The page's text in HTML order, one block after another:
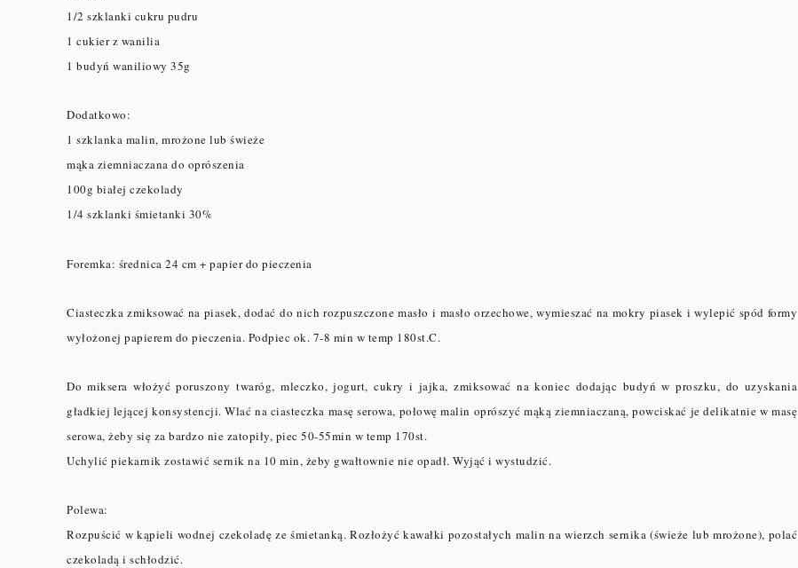
1/2 szklanki cukru pudru
1 cukier z wanilia
1 budyń waniliowy 35g
Dodatkowo:
1 szklanka malin, mrożone lub świeże
mąka ziemniaczana do oprószenia
100g białej czekolady
1/4 szklanki śmietanki 30%
Foremka: średnica 24 cm + papier do pieczenia
Ciasteczka zmiksować na piasek, dodać do nich rozpuszczone masło i masło orzechowe, wymieszać na mokry piasek i wylepić spód formy
wyłożonej papierem do pieczenia. Podpiec ok. 7-8 min w temp 180st.C.
Do miksera włożyć poruszony twaróg, mleczko, jogurt, cukry i jajka, zmiksować na koniec dodając budyń w proszku, do uzyskania
gładkiej lejącej konsystencji. Wlać na ciasteczka masę serowa, połowę malin oprószyć mąką ziemniaczaną, powciskać je delikatnie w masę
serowa, żeby się za bardzo nie zatopiły, piec 50-55min w temp 170st.
Uchylić piekarnik zostawić sernik na 10 min, żeby gwałtownie nie opadł. Wyjąć i wystudzić.
Polewa:
Rozpuścić w kąpieli wodnej czekoladę ze śmietanką. Rozłożyć kawałki pozostałych malin na wierzch sernika (świeże lub mrożone), polać
czekoladą i schłodzić.